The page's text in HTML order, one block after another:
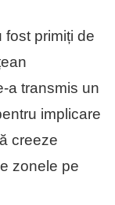
fost primiți de
a transmis un
implicare
creeze
zonele pe